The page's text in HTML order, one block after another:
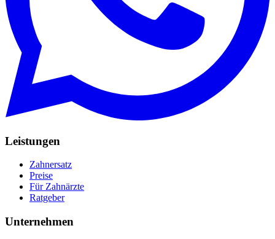
Leistungen
Zahnersatz
Preise
Für Zahnärzte
Ratgeber
Unternehmen